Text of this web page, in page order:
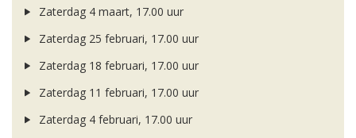
Zaterdag 4 maart, 17.00 uur
Zaterdag 25 februari, 17.00 uur
Zaterdag 18 februari, 17.00 uur
Zaterdag 11 februari, 17.00 uur
Zaterdag 4 februari, 17.00 uur